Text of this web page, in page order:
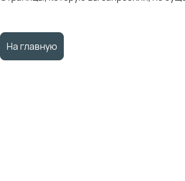
На главную